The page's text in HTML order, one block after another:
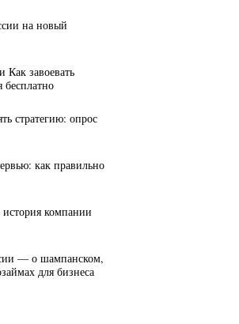
на новый
Как завоевать
бесплатно
стратегию: опрос
как правильно
компании
— о шампанском,
для бизнеса